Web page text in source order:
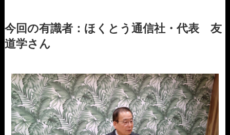
今回の有識者：ほくとう通信社・代表 友
道学さん